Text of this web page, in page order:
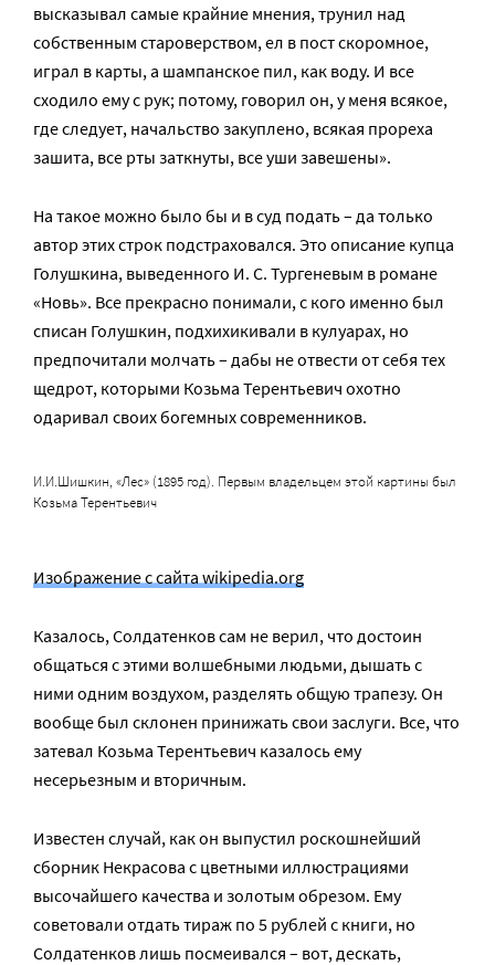
высказывал самые крайние мнения, трунил над
собственным староверством, ел в пост скоромное,
играл в карты, а шампанское пил, как воду. И все
сходило ему с рук; потому, говорил он, у меня всякое,
где следует, начальство закуплено, всякая прореха
зашита, все рты заткнуты, все уши завешены».
На такое можно было бы и в суд подать – да только
автор этих строк подстраховался. Это описание купца
Голушкина, выведенного И. С. Тургеневым в романе
«Новь». Все прекрасно понимали, с кого именно был
списан Голушкин, подхихикивали в кулуарах, но
предпочитали молчать – дабы не отвести от себя тех
щедрот, которыми Козьма Терентьевич охотно
одаривал своих богемных современников.
И.И.Шишкин, «Лес» (1895 год). Первым владельцем этой картины был
Козьма Терентьевич
Изображение с сайта wikipedia.org
Казалось, Солдатенков сам не верил, что достоин
общаться с этими волшебными людьми, дышать с
ними одним воздухом, разделять общую трапезу. Он
вообще был склонен принижать свои заслуги. Все, что
затевал Козьма Терентьевич казалось ему
несерьезным и вторичным.
Известен случай, как он выпустил роскошнейший
сборник Некрасова с цветными иллюстрациями
высочайшего качества и золотым обрезом. Ему
советовали отдать тираж по 5 рублей с книги, но
Солдатенков лишь посмеивался – вот, дескать,